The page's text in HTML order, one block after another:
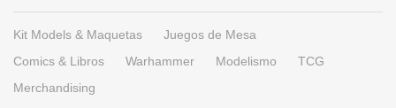
Kit Models & Maquetas
Juegos de Mesa
Comics & Libros
Warhammer Modelismo
TCG
Merchandising